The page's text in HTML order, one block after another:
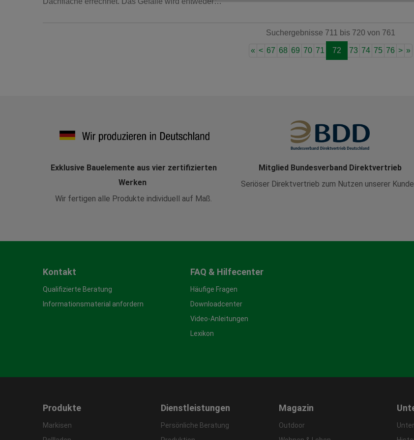
Suchergebnisse 711 bis 720 von 761
« < 67 68 69 70 71 72 73 74 75 76 > »
Exklusive Bauelemente aus vier zertifizierten
Werken
Wir fertigen alle Produkte individuell auf Maß.
Mitglied Bundesverband Direktvertrieb
Seriöser Direktvertrieb zum Nutzen unserer
Kontakt
Qualifizierte Beratung
Informationsmaterial anfordern
FAQ & Hilfecenter
Häufige Fragen
Downloadcenter
Video-Anleitungen
Lexikon
Produkte
Markisen
Dienstleistungen
Persönliche Beratung
Magazin
Outdoor
Impressum|Datenschutz